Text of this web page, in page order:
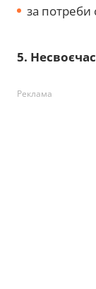
за потреби
5.
Реклама